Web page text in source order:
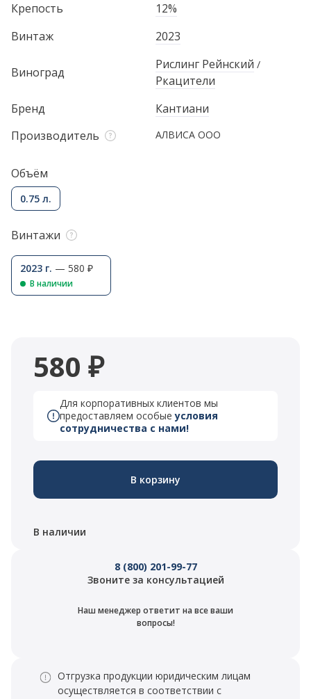
Крепость
12%
Винтаж
2023
Виноград
Рислинг Рейнский /
Ркацители
Бренд
Кантиани
Производитель
АЛВИСА ООО
Объём
0.75 л.
Винтажи
2023 г. — 580 ₽
В наличии
580 ₽
Для корпоративных клиентов мы
предоставляем особыеусловия
сотрудничества с нами!
В корзину
В наличии
8 (800) 201-99-77
Звоните за консультацией
Наш менеджер ответит на все ваши
вопросы!
Отгрузка продукции юридическим лицам
осуществляется в соответствии с